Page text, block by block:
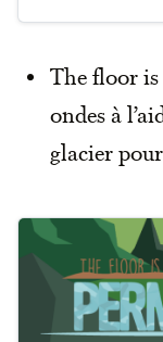
The floor is
ondes à
glacier